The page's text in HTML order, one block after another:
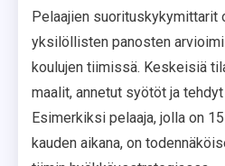
Pelaajien suorituskykymittarit
yksilöllisten panosten
koulujen tiimissä. Keskeisiä
maalit, annetut syötöt ja
Esimerkiksi pelaaja, jolla on
kauden aikana, on